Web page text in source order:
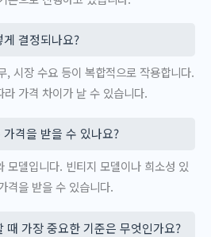
결정되나요?
, 시장 수요 등이 복합적으로 작용합니다.
가격 차이가 날 수 있습니다.
격을 받을 수 있나요?
모델입니다. 빈티지 모델이나 희소성 있
격을 받을 수 있습니다.
때 가장 중요한 기준은 무엇인가요?